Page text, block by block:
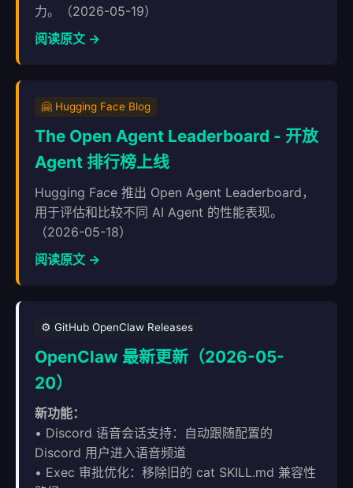
力。（2026-05-19）
阅读原文 →
🤗 Hugging Face Blog
The Open Agent Leaderboard - 开放
Agent 排行榜上线
Hugging Face 推出 Open Agent Leaderboard，
用于评估和比较不同 AI Agent 的性能表现。
（2026-05-18）
阅读原文 →
⚙️ GitHub OpenClaw Releases
OpenClaw 最新更新（2026-05-
20）
新功能：
• Discord 语音会话支持：自动跟随配置的
Discord 用户进入语音频道
• Exec 审批优化：移除旧的 cat SKILL.md 兼容性